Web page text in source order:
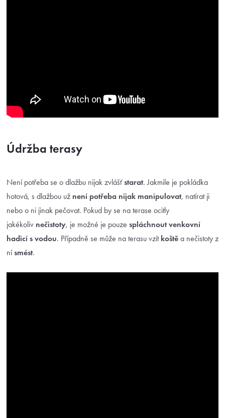
Údržba terasy
Není potřeba se o dlažbu nijak zvlášťstarat. Jakmile je pokládka
hotová, s dlažbou už není potřeba nijak manipulovat, natírat ji
nebo o ni jinak pečovat. Pokud by se na terase ocitly
jakékoliv nečistoty, je možné je pouze spláchnout venkovní
hadicí s vodou. Případně se může na terasu vzít koště a nečistoty z
nísmést.